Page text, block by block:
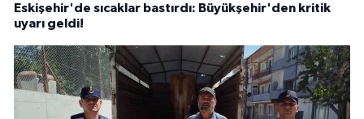
Eskişehir'de sıcaklar bastırdı: Büyükşehir'den kritik
uyarı geldi!